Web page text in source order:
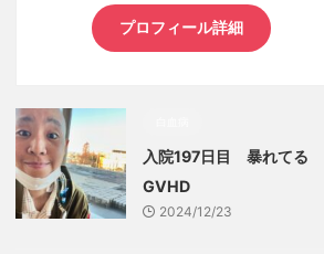
プロフィール詳細
入院197日目 暴れてる
GVHD
2024/12/23